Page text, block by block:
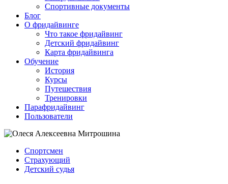
Спортивные документы
Блог
О фридайвинге
Что такое фридайвинг
Детский фридайвинг
Карта фридайвинга
Обучение
История
Курсы
Путешествия
Тренировки
Парафридайвинг
Пользователи
Спортсмен
Страхующий
Детский судья